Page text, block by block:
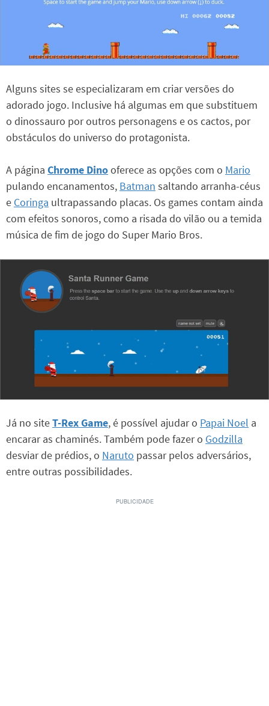
Alguns sites se especializaram em criar versões do
adorado jogo. Inclusive há algumas em que substituem
o dinossauro por outros personagens e os cactos, por
obstáculos do universo do protagonista.
A página Chrome Dinooferece as opções com o Mario
pulando encanamentos, Batman saltando arranha-céus
e Coringa ultrapassando placas. Os games contam ainda
com efeitos sonoros, como a risada do vilão ou a temida
música de fim de jogo do Super Mario Bros.
Já no siteT-Rex Game, é possível ajudar o Papai Noel a
encarar as chaminés. Também pode fazer o Godzilla
desviar de prédios, o Naruto passar pelos adversários,
entre outras possibilidades.